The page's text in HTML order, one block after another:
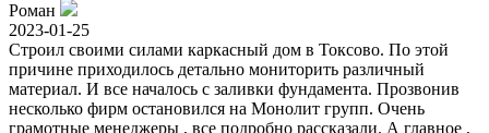
Роман
2023-01-25
Строил своими силами каркасный дом в Токсово. По этой
причине приходилось детально мониторить различный
материал. И все началось с заливки фундамента. Прозвонив
несколько фирм остановился на Монолит групп. Очень
грамотные менеджеры , все подробно рассказали. А главное ,